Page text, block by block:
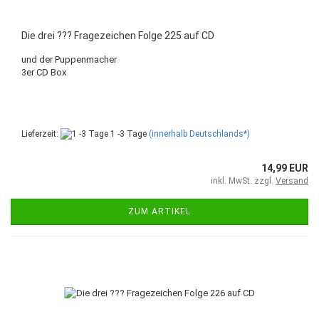
Die drei ??? Fragezeichen Folge 225 auf CD
und der Puppenmacher
3er CD Box
Lieferzeit: 1 -3 Tage (innerhalb Deutschlands*)
14,99 EUR
inkl. MwSt. zzgl. Versand
ZUM ARTIKEL